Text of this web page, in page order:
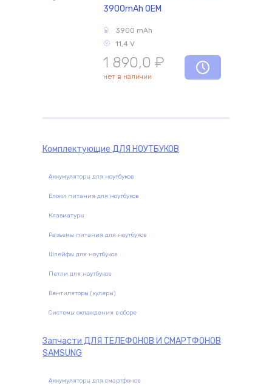
3900mAh OEM
3900 mAh
11,4 V
1 890,0 ₽
нет в наличии
Комплектующие ДЛЯ НОУТБУКОВ
Аккумуляторы для ноутбуков
Блоки питания для ноутбуков
Клавиатуры
Разъемы питания для ноутбуков
Шлейфы для ноутбуков
Петли для ноутбуков
Вентиляторы (кулеры)
Системы охлаждения в сборе
Запчасти ДЛЯ ТЕЛЕФОНОВ И СМАРТФОНОВ
SAMSUNG
Аккумуляторы для смартфонов